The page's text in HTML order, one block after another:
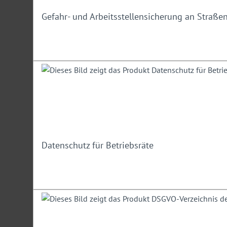
Gefahr- und Arbeitsstellensicherung an
Datenschutz für Betriebsräte